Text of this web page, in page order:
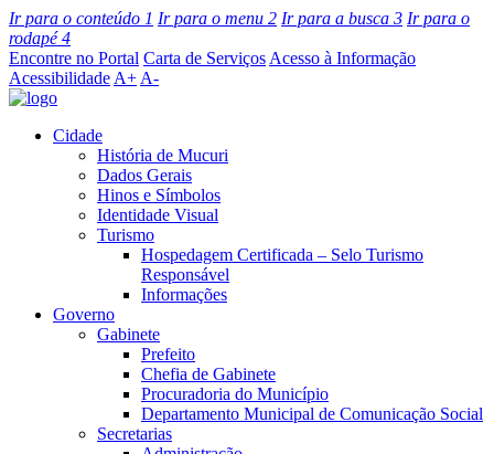
Ir para o conteúdo 1 Ir para o menu 2 Ir para a busca 3 Ir para o
rodapé4
Encontre no Portal Carta de Serviços Acesso à Informação
Acessibilidade A+ A-
Cidade
História de Mucuri
Dados Gerais
Hinos e Símbolos
Identidade Visual
Turismo
Hospedagem Certificada – Selo Turismo
Responsável
Informações
Governo
Gabinete
Prefeito
Chefia de Gabinete
Procuradoria do Município
Departamento Municipal de Comunicação Social
Secretarias